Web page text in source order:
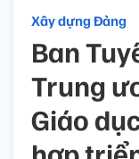
Xây dựng Đảng
Ban
Trung
Giáo